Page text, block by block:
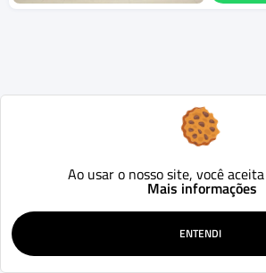
Ao usar o nosso site, você
Mais informações
ENTENDI